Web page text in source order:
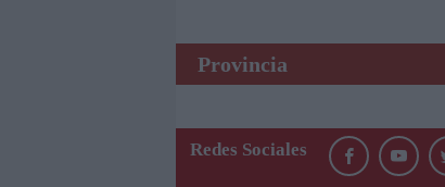
Provincia
Redes Sociales